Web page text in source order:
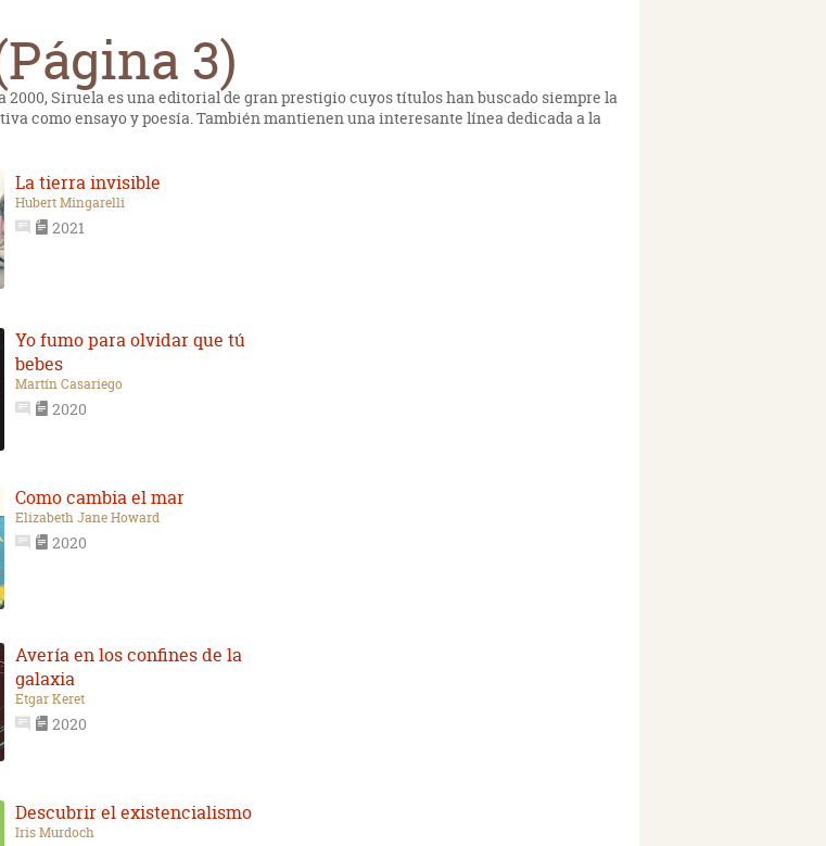
3)
2000, Siruela es una editorial de gran prestigio cuyos títulos han buscado siempre la
como ensayo y poesía. También mantienen una interesante línea dedicada a la
La tierra invisible
Hubert Mingarelli
2021
Yo fumo para olvidar que tú
bebes
Martín Casariego
2020
Como cambia el mar
Elizabeth Jane Howard
2020
Avería en los confines de la
galaxia
Etgar Keret
2020
Descubrir el existencialismo
Iris Murdoch